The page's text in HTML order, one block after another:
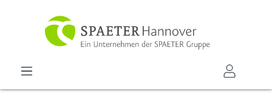
springen